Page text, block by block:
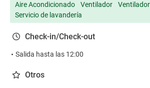
Aire Acondicionado Ventilador
Servicio de lavandería
Check-in/Check-out
Salida hasta las 12:00
Otros